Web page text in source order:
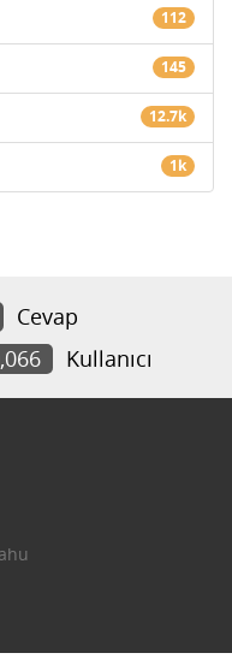
112
145
12.7k
1k
Cevap
Kullanıcı